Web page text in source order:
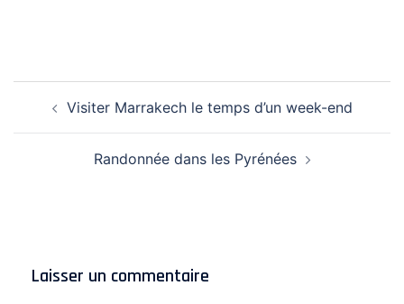
d’articleVisiter Marrakech le temps d’un week-end
Randonnée dans les Pyrénées
Laisser un commentaire